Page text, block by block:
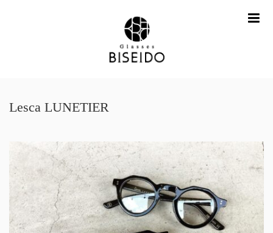
Lesca LUNETIER